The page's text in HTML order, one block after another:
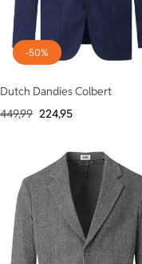
-50%
Dutch Dandies Colbert
449,99 224,95